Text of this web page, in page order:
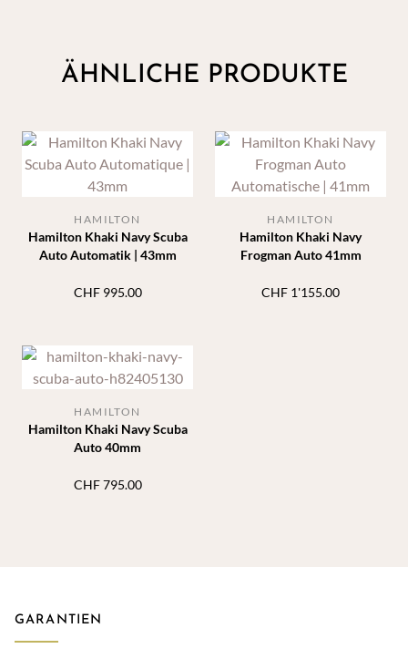
ÄHNLICHE PRODUKTE
Hamilton Khaki Navy Scuba
Auto Automatik | 43mm
HAMILTON
CHF995.00
Hamilton Khaki Navy
Frogman Auto 41mm
HAMILTON
CHF 1'155.00
Hamilton Khaki Navy Scuba
Auto 40mm
HAMILTON
CHF795.00
GARANTIEN